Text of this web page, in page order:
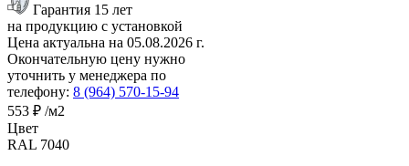
Гарантия 15 лет
на продукцию с установкой
Цена актуальна на 05.08.2026 г.
Окончательную цену нужно
уточнить у менеджера по
телефону: 8 (964) 570-15-94
553 ₽ /м2
Цвет
RAL 7040